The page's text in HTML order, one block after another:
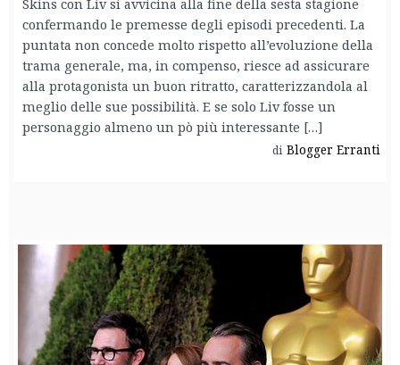
confermando le premesse degli episodi precedenti. La
puntata non concede molto rispetto all’evoluzione della
trama generale, ma, in compenso, riesce ad assicurare
alla protagonista un buon ritratto, caratterizzandola al
meglio delle sue possibilità. E se solo Liv fosse un
personaggio almeno un pò più interessante […]
di Blogger Erranti